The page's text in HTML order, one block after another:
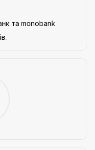
та monobank